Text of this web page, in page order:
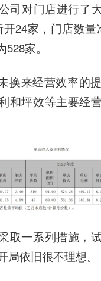
司对门店进行了
24家，门店数量
家。
换来经营效率的
和坪效等主要经
取一系列措施，
局依旧很不理想。